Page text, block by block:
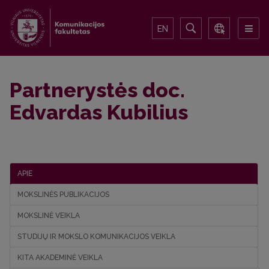
EN
Partnerystės doc.
Edvardas Kubilius
APIE
MOKSLINĖS PUBLIKACIJOS
MOKSLINĖ VEIKLA
STUDIJŲ IR MOKSLO KOMUNIKACIJOS VEIKLA
KITA AKADEMINĖ VEIKLA